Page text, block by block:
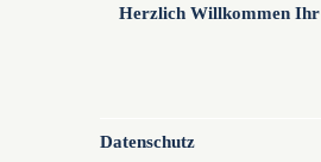
Herzlich Willkommen Ihr
Datenschutz